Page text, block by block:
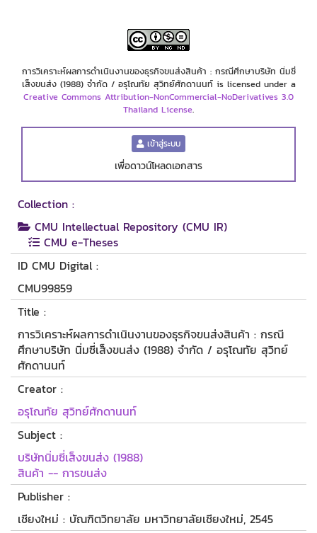
การวิเคราะห์ผลการดำเนินงานของธุรกิจขนส่งสินค้า : กรณีศึกษาบริษัท นิ่มซี่
เส็งขนส่ง (1988) จำกัด / อรุโณทัย สุวิทย์ศักดานนท์ is licensed under a
Creative Commons Attribution-NonCommercial-NoDerivatives 3.0
Thailand License.
เข้าสู่ระบบ
เพื่อดาวน์โหลดเอกสาร
Collection :
CMU Intellectual Repository (CMU IR)
CMU e-Theses
ID CMU Digital :
CMU99859
Title :
การวิเคราะห์ผลการดำเนินงานของธุรกิจขนส่งสินค้า : กรณี
ศึกษาบริษัท นิ่มซี่เส็งขนส่ง (1988) จำกัด / อรุโณทัย สุวิทย์
ศักดานนท์
Creator :
อรุโณทัย สุวิทย์ศักดานนท์
Subject :
บริษัทนิ่มซี่เส็งขนส่ง (1988)
สินค้า -- การขนส่ง
Publisher :
เชียงใหม่ : บัณฑิตวิทยาลัย มหาวิทยาลัยเชียงใหม่, 2545